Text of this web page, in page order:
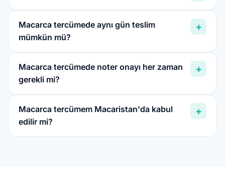
Macarca tercümede aynı gün teslim
mümkün mü?
+
Macarca tercümede noter onayı her zaman
gerekli mi?
+
Macarca tercümem Macaristan'da kabul
edilir mi?
+